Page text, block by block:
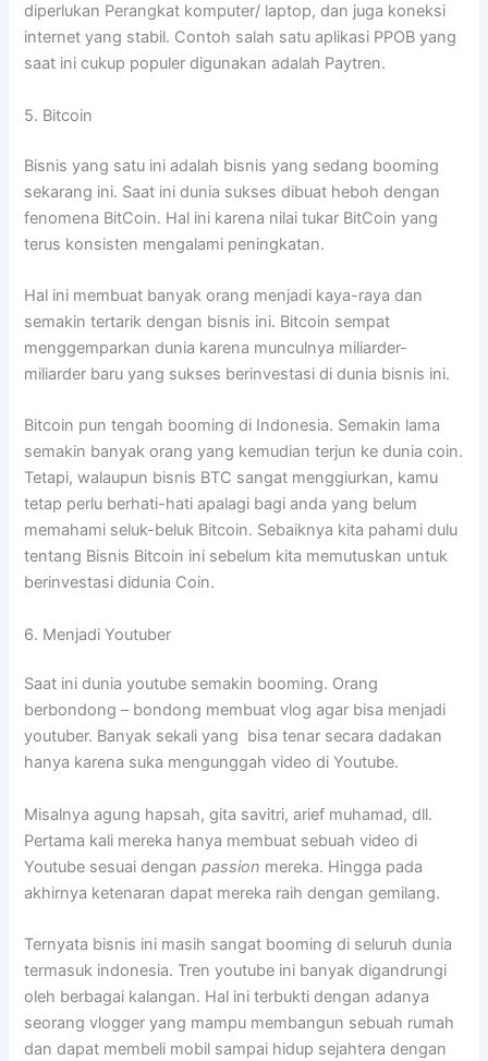
diperlukan Perangkat komputer/ laptop, dan juga koneksi
internet yang stabil. Contoh salah satu aplikasi PPOB yang
saat ini cukup populer digunakan adalah Paytren.
5. Bitcoin
Bisnis yang satu ini adalah bisnis yang sedang booming
sekarang ini. Saat ini dunia sukses dibuat heboh dengan
fenomena BitCoin. Hal ini karena nilai tukar BitCoin yang
terus konsisten mengalami peningkatan.
Hal ini membuat banyak orang menjadi kaya-raya dan
semakin tertarik dengan bisnis ini. Bitcoin sempat
menggemparkan dunia karena munculnya miliarder-
miliarder baru yang sukses berinvestasi di dunia bisnis ini.
Bitcoin pun tengah booming di Indonesia. Semakin lama
semakin banyak orang yang kemudian terjun ke dunia coin.
Tetapi, walaupun bisnis BTC sangat menggiurkan, kamu
tetap perlu berhati-hati apalagi bagi anda yang belum
memahami seluk-beluk Bitcoin. Sebaiknya kita pahami dulu
tentang Bisnis Bitcoin ini sebelum kita memutuskan untuk
berinvestasi didunia Coin.
6. Menjadi Youtuber
Saat ini dunia youtube semakin booming. Orang
berbondong – bondong membuat vlog agar bisa menjadi
youtuber. Banyak sekali yang bisa tenar secara dadakan
hanya karena suka mengunggah video di Youtube.
Misalnya agung hapsah, gita savitri, arief muhamad, dll.
Pertama kali mereka hanya membuat sebuah video di
Youtube sesuai denganpassion mereka. Hingga pada
akhirnya ketenaran dapat mereka raih dengan gemilang.
Ternyata bisnis ini masih sangat booming di seluruh dunia
termasuk indonesia. Tren youtube ini banyak digandrungi
oleh berbagai kalangan. Hal ini terbukti dengan adanya
seorang vlogger yang mampu membangun sebuah rumah
dan dapat membeli mobil sampai hidup sejahtera dengan